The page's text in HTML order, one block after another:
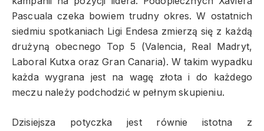
Pascuala czeka bowiem trudny okres. W ostatnich
siedmiu spotkaniach Ligi Endesa zmierzą się z każdą
drużyną obecnego Top 5 (Valencia, Real Madryt,
Laboral Kutxa oraz Gran Canaria). W takim wypadku
każda wygrana jest na wagę złota i do każdego
meczu należy podchodzić w pełnym skupieniu.
Dzisiejsza potyczka jest równie istotna z